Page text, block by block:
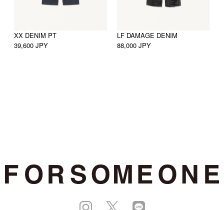
XX DENIM PT
39,600 JPY
LF DAMAGE DENIM
88,000 JPY